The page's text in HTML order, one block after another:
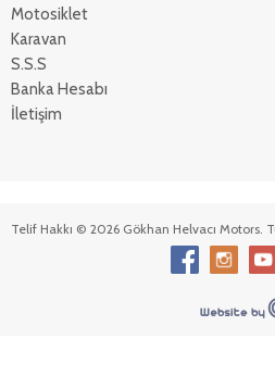
Motosiklet
Karavan
S.S.S
Banka Hesabı
İletişim
Telif Hakkı © 2026 Gökhan Helvacı Motors.